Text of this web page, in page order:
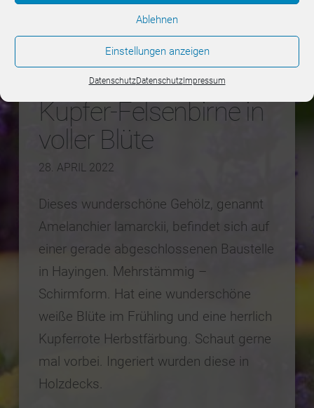
Ablehnen
Einstellungen anzeigen
DatenschutzDatenschutzImpressum
Kupfer-Felsenbirne in
voller Blüte
28. APRIL 2022
Dieses wunderschöne Gehölz, genannt
Amelanchier lamarckii, befindet sich auf
einer gerade abgeschlossenen Baustelle
in Hayingen. Mehrstämmig –
Schirmform. Hat eine wunderschöne
weiße Blüte im Frühling und eine herrlich
Kupferrote Herbstfärbung. Schaut gerne
mal vorbei. Ingeriert wurden diese in
Holzdecks.